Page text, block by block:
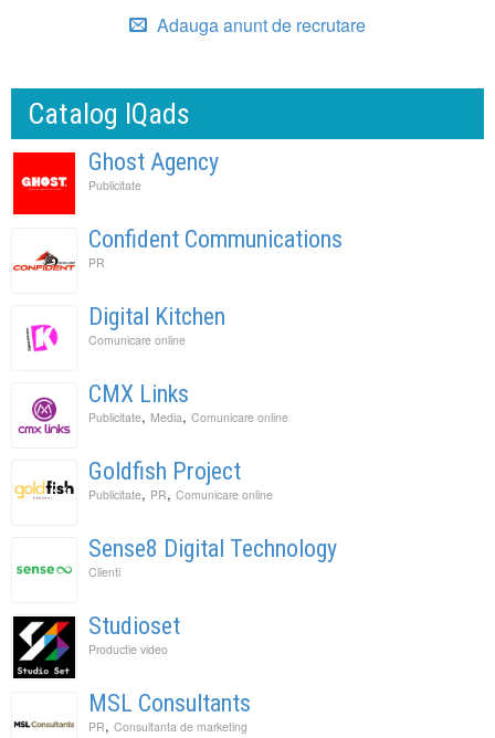
Adauga anunt de recrutare
Catalog IQads
Ghost Agency
Publicitate
Confident Communications
PR
Digital Kitchen
Comunicare online
CMX Links
Publicitate, Media, Comunicare online
Goldfish Project
Publicitate, PR, Comunicare online
Sense8 Digital Technology
Clienti
Studioset
Productie video
MSL Consultants
PR, Consultanta de marketing